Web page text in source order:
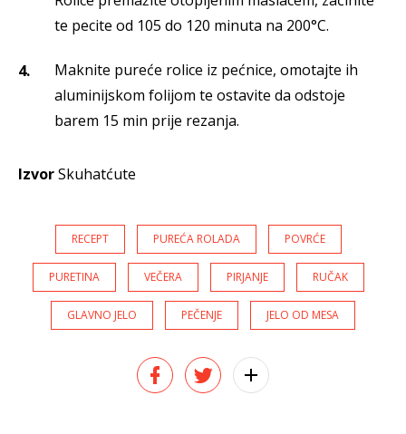
te pecite od 105 do 120 minuta na 200°C.
Maknite pureće rolice iz pećnice, omotajte ih
aluminijskom folijom te ostavite da odstoje
barem 15 min prije rezanja.
IzvorSkuhatćute
RECEPT PUREĆA ROLADA POVRĆE
PURETINA VEČERA PIRJANJE RUČAK
GLAVNO JELO PEČENJE JELO OD MESA